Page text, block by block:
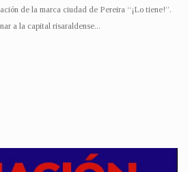
de la marca ciudad de Pereira “¡Lo tiene!”.
a la capital risaraldense...